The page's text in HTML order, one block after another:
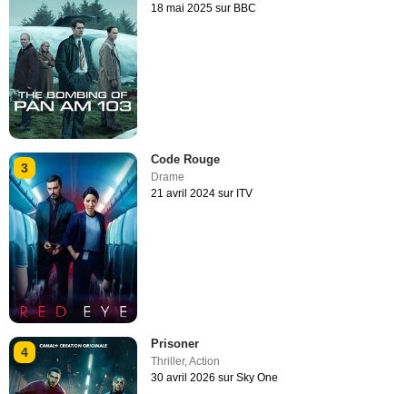
18 mai 2025 sur BBC
3
Code Rouge
Drame
21 avril 2024 sur ITV
4
Prisoner
Thriller,Action
30 avril 2026 sur Sky One